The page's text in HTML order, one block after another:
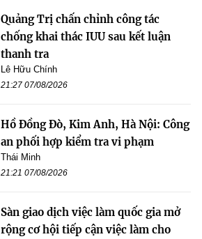
Quảng Trị chấn chỉnh công tác
chống khai thác IUU sau kết luận
thanh tra
Lê Hữu Chính
21:27 07/08/2026
Hồ Đồng Đò, Kim Anh, Hà Nội: Công
an phối hợp kiểm tra vi phạm
Thái Minh
21:21 07/08/2026
Sàn giao dịch việc làm quốc gia mở
rộng cơ hội tiếp cận việc làm cho